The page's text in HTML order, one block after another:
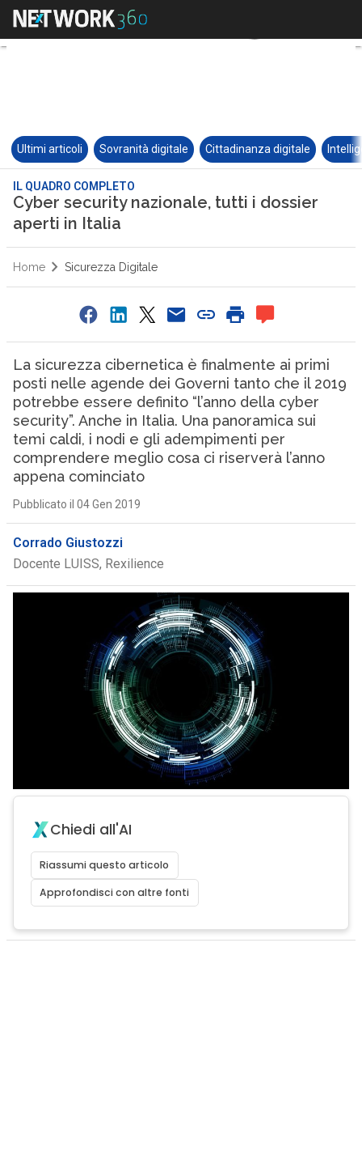
Ultimi articoli Sovranità digitale Cittadinanza digitale
IL QUADRO COMPLETO
Cyber security nazionale, tutti i dossier
aperti in Italia
Home Sicurezza Digitale
La sicurezza cibernetica è finalmente ai primi
posti nelle agende dei Governi tanto che il 2019
potrebbe essere definito “l’anno della cyber
security”. Anche in Italia. Una panoramica sui
temi caldi, i nodi e gli adempimenti per
comprendere meglio cosa ci riserverà l’anno
appena cominciato
Pubblicato il 04 Gen 2019
Corrado Giustozzi
Docente LUISS, Rexilience
Chiedi all'AI
Riassumi questo articolo
Approfondisci con altre fonti